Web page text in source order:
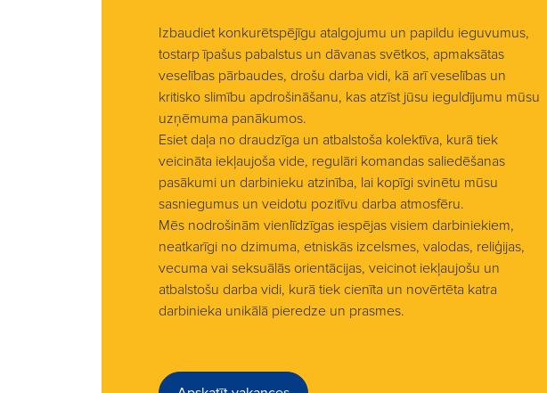
Izbaudiet konkurētspējīgu atalgojumu un papildu ieguvumus,
tostarp īpašus pabalstus un dāvanas svētkos, apmaksātas
veselības pārbaudes, drošu darba vidi, kā arī veselības un
kritisko slimību apdrošināšanu, kas atzīst jūsu ieguldījumu mūsu
uzņēmuma panākumos.
Esiet daļa no draudzīga un atbalstoša kolektīva, kurā tiek
veicināta iekļaujoša vide, regulāri komandas saliedēšanas
pasākumi un darbinieku atzinība, lai kopīgi svinētu mūsu
sasniegumus un veidotu pozitīvu darba atmosfēru.
Mēs nodrošinām vienlīdzīgas iespējas visiem darbiniekiem,
neatkarīgi no dzimuma, etniskās izcelsmes, valodas, reliģijas,
vecuma vai seksuālās orientācijas, veicinot iekļaujošu un
atbalstošu darba vidi, kurā tiek cienīta un novērtēta katra
darbinieka unikālā pieredze un prasmes.